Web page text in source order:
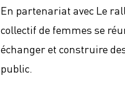
En partenariat avec Le
collectif de femmes se
échanger et construire
public.